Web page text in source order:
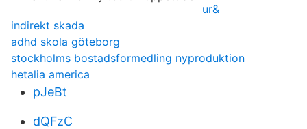
ur&
indirekt skada
adhd skola göteborg
stockholms bostadsformedling nyproduktion
hetalia america
pJeBt
dQFzC